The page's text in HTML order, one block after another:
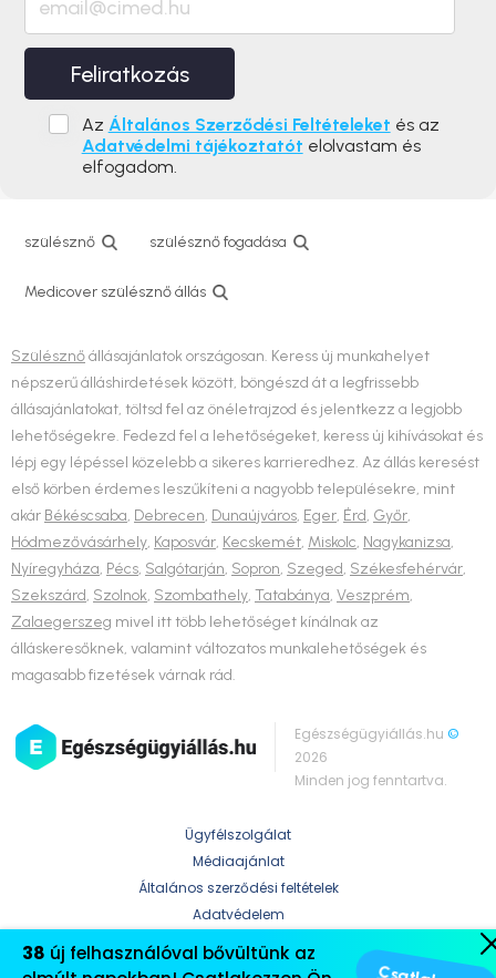
Feliratkozás
Az Általános Szerződési Feltételeket és az
Adatvédelmi tájékoztatót elolvastam és
elfogadom.
szülésznő szülésznő fogadása
Medicover szülésznő állás
Szülésznőállásajánlatok országosan. Keress új munkahelyet
népszerű álláshirdetések között, böngészd át a legfrissebb
állásajánlatokat, töltsd fel az önéletrajzod és jelentkezz a legjobb
lehetőségekre. Fedezd fel a lehetőségeket, keress új kihívásokat és
lépj egy lépéssel közelebb a sikeres karrieredhez. Az állás keresést
első körben érdemes leszűkíteni a nagyobb településekre, mint
akár Békéscsaba, Debrecen, Dunaújváros, Eger, Érd, Győr,
Hódmezővásárhely, Kaposvár, Kecskemét, Miskolc, Nagykanizsa,
Nyíregyháza, Pécs, Salgótarján, Sopron, Szeged, Székesfehérvár,
Szekszárd, Szolnok, Szombathely, Tatabánya, Veszprém,
Zalaegerszeg mivel itt több lehetőséget kínálnak az
álláskeresőknek, valamint változatos munkalehetőségek és
magasabb fizetések várnak rád.
Egészségügyiállás.hu©
2026
Minden jog fenntartva.
Ügyfélszolgálat
Médiaajánlat
Általános szerződési feltételek
Adatvédelem
38 új felhasználóval bővültünk az